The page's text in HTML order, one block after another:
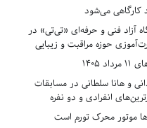
کارگاهی می‌شود
آزاد فنی و حرفه‌ای «تی‌تی» در
حوزه مراقبت و زیبایی
و هانا سلطانی در مسابقات
انفرادی و دو نفره
موتور محرک تورم است